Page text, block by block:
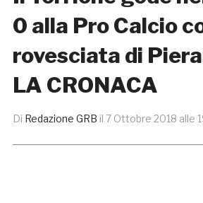
0 alla Pro Calcio
rovesciata di
LA CRONACA
Di Redazione GRB il 7 Ottobre 2018 alle